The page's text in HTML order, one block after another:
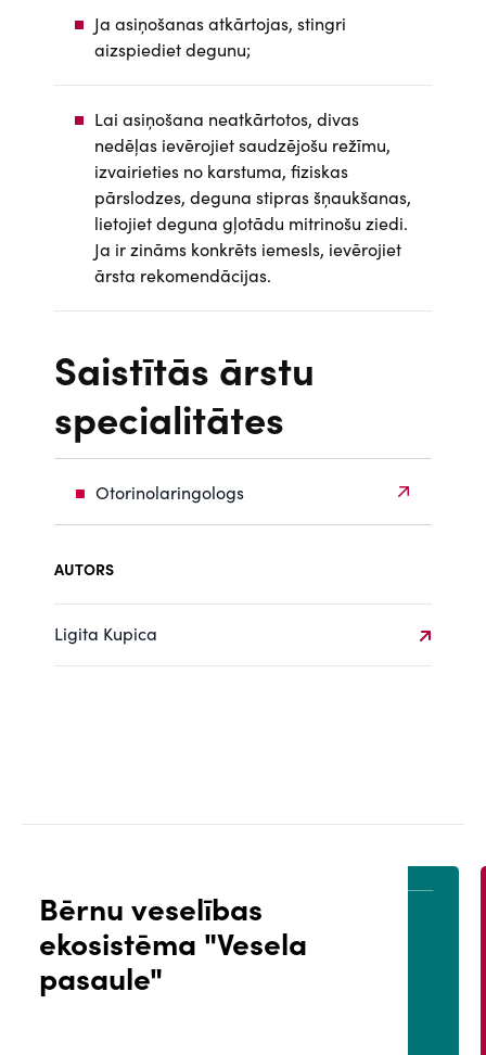
Ja asiņošanas atkārtojas, stingri
aizspiediet degunu;
Lai asiņošana neatkārtotos, divas
nedēļas ievērojiet saudzējošu režīmu,
izvairieties no karstuma, fiziskas
pārslodzes, deguna stipras šņaukšanas,
lietojiet deguna gļotādu mitrinošu ziedi.
Ja ir zināms konkrēts iemesls, ievērojiet
ārsta rekomendācijas.
Saistītās ārstu
specialitātes
Otorinolaringologs
AUTORS
Ligita Kupica
Bērnu veselības
ekosistēma "Vesela
pasaule"
PACIENTA PORTĀLS